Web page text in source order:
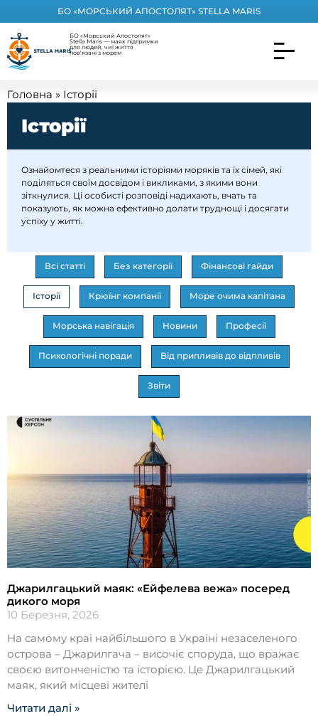
БО «МОРСЬКИЙ АПОСТОЛЯТ» STELLA MARIS
БО «Морський Апостолят»
Stella Maris — маяк підтримки
для людей, чиї життя
пов'язані з морем
Головна » Історії
Історії
Ознайомтеся з реальними історіями моряків та їх сімей, які
поділяться своїм досвідом і викликами, з якими вони
зіткнулися. Ці особисті розповіді надихають, вчать та
показують, як можна ефективно долати труднощі і досягати
успіху у житті.
Всі статті Без категорії Фінансові гайди
Історії Крюїнг компанії Море очима капітана
Морська навігація Новини Професії
Психологічні поради Від припливів до відпливів
Звіти
Джарилгацький маяк: «Ейфелева вежа» посеред
дикого моря
10 Березня, 2026
На самому краї найбільшого в Україні незаселеного
острова – Джарилгача – височіє споруда, що вражає
своєю витонченістю та історією. Це Джарилгацький
маяк, який місцеві жителі
Читати далі »